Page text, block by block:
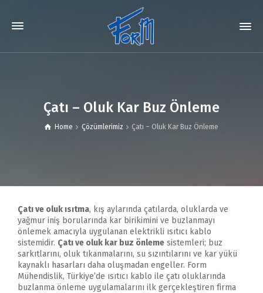
Çatı – Oluk Kar Buz Önleme
Home Çözümlerimiz Çatı – Oluk Kar Buz Önleme
Çatı ve oluk ısıtma, kış aylarında çatılarda, oluklarda ve
yağmur iniş borularında kar birikimini ve buzlanmayı
önlemek amacıyla uygulanan elektrikli ısıtıcı kablo
sistemidir. Çatı ve oluk kar buz önleme sistemleri; buz
sarkıtlarını, oluk tıkanmalarını, su sızıntılarını ve kar yükü
kaynaklı hasarları daha oluşmadan engeller. Form
Mühendislik, Türkiye’de ısıtıcı kablo ile çatı oluklarında
buzlanma önleme uygulamalarını ilk gerçekleştiren firma